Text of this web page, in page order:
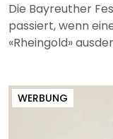
Die Bayreuther
passiert, wenn
«Rheingold»
WERBUNG